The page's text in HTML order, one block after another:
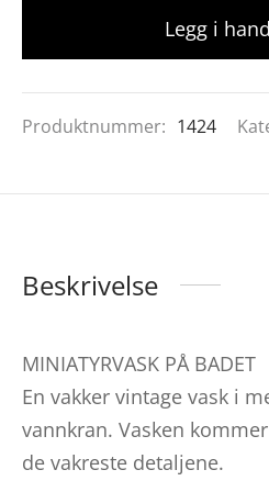
Legg i
Produktnummer: 1424
Beskrivelse
MINIATYRVASK PÅ BADET
En vakker vintage vask i
vannkran. Vasken
de vakreste detaljene.